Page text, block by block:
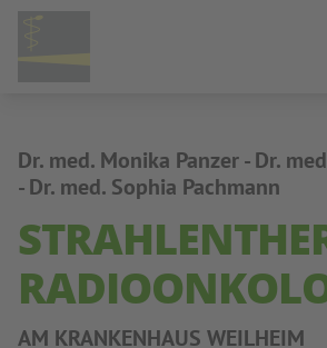
Dr. med. Monika Panzer - Dr.
- Dr. med. Sophia Pachmann
AM KRANKENHAUS WEILHEIM